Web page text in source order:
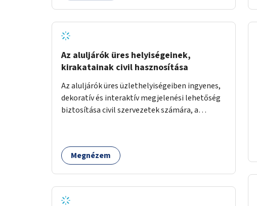
Az aluljárók üres helyiségeinek,
kirakatainak civil hasznosítása
Az aluljárók üres üzlethelyiségeiben ingyenes,
dekoratív és interaktív megjelenési lehetőség
biztosítása civil szervezetek számára, a
mutassanak be látványos, gondolatébresztő
formában, például rajzokkal, kérdésekkel,
nélkül, a jelenlegi elhanyagolt állapot helyett.
Megnézem